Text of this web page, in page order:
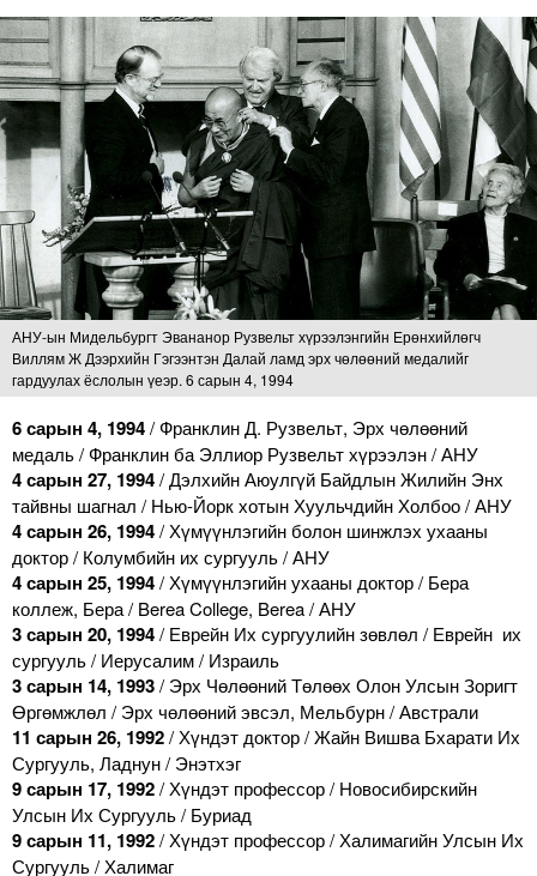
АНУ-ын Мидельбургт Эвананор Рузвельт хүрээлэнгийн Ерөнхийлөгч
Виллям Ж Дээрхийн Гэгээнтэн Далай ламд эрх чөлөөний медалийг
гардуулах ёслолын үеэр. 6 сарын 4, 1994
6 сарын 4, 1994/ Франклин Д. Рузвельт, Эрх чөлөөний
медаль / Франклин ба Эллиор Рузвельт хүрээлэн / АНУ
4 сарын 27, 1994/ Дэлхийн Аюулгүй Байдлын Жилийн Энх
тайвны шагнал / Нью-Йорк хотын Хуульчдийн Холбоо / АНУ
4 сарын 26, 1994/ Хүмүүнлэгийн болон шинжлэх ухааны
доктор / Колумбийн их сургууль / АНУ
4 сарын 25, 1994/ Хүмүүнлэгийн ухааны доктор / Бера
коллеж, Бера / Berea College, Berea / АНУ
3 сарын 20, 1994/ Еврейн Их сургуулийн зөвлөл / Еврейн их
сургууль / Иерусалим / Израиль
3 сарын 14, 1993/ Эрх Чөлөөний Төлөөх Олон Улсын Зоригт
Өргөмжлөл / Эрх чөлөөний эвсэл, Мельбурн / Австрали
11 сарын 26, 1992/ Хүндэт доктор / Жайн Вишва Бхарати Их
Сургууль, Ладнун / Энэтхэг
9 сарын 17, 1992/ Хүндэт профессор / Новосибирскийн
Улсын Их Сургууль / Буриад
9 сарын 11, 1992/ Хүндэт профессор / Халимагийн Улсын Их
Сургууль / Халимаг